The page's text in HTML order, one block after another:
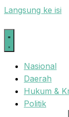
Langsung ke isi
Nasional
Daerah
Hukum &
Politik